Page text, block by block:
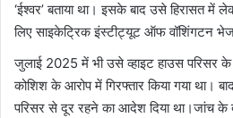
‘ईश्वर’ बताया था। इसके बाद उसे हिरासत में
लिए साइकेट्रिक इंस्टीट्यूट ऑफ वॉशिंगटन
जुलाई 2025 में भी उसे व्हाइट हाउस परिसर
कोशिश के आरोप में गिरफ्तार किया गया था।
परिसर से दूर रहने का आदेश दिया था।जांच के